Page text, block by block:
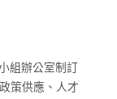
組辦公室制訂
策供應、人才